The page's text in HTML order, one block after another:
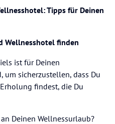
Tipps für Deinen
Wellnesshotel finden
ist für Deinen
um sicherzustellen, dass Du
findest, die Du
Deinen Wellnessurlaub?